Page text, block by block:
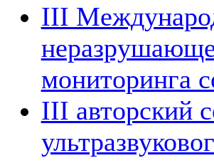
III
мониторинга
III авторский